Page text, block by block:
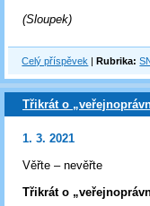
(Sloupek)
Celý příspěvek |Rubrika:
Třikrát o
1. 3. 2021
Věřte – nevěřte
Třikrát o